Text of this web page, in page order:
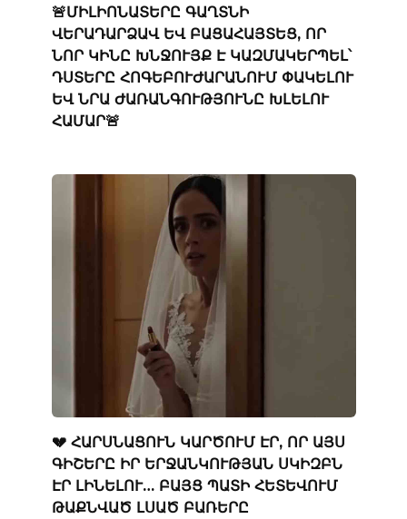
🚨ՄԻԼԻՈՆԱՏԵՐԸ ԳԱՂՏՆԻ
ՎԵՐԱԴԱՐՁԱՎ ԵՎ ԲԱՑԱՀԱՅՏԵՑ, ՈՐ
ՆՈՐ ԿԻՆԸ ԽՆՋՈՒՅՔ Է ԿԱԶՄԱԿԵՐՊԵԼ՝
ԴՍՏԵՐԸ ՀՈԳԵԲՈՒԺԱՐԱՆՈՒՄ ՓԱԿԵԼՈՒ
ԵՎ ՆՐԱ ԺԱՌԱՆԳՈՒԹՅՈՒՆԸ ԽԼԵԼՈՒ
ՀԱՄԱՐ🚨
💔 ՀԱՐՍՆԱՑՈՒՆ ԿԱՐԾՈՒՄ ԷՐ, ՈՐ ԱՅՍ
ԳԻՇԵՐԸ ԻՐ ԵՐՋԱՆԿՈՒԹՅԱՆ ՍԿԻԶԲՆ
ԷՐ ԼԻՆԵԼՈՒ… ԲԱՅՑ ՊԱՏԻ ՀԵՏԵՎՈՒՄ
ԹԱՔՆՎԱԾ ԼՍԱԾ ԲԱՌԵՐԸ